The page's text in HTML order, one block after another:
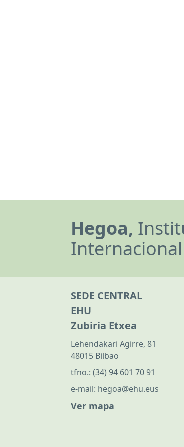
Hegoa,
Internacional
SEDE CENTRAL
EHU
Zubiria Etxea
Lehendakari Agirre, 81
48015 Bilbao
tfno.: (34) 94 601 70 91
e-mail: hegoa@ehu.eus
Ver mapa